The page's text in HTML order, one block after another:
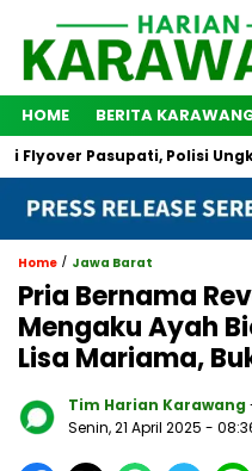
HOME BERITA
Pasupati, Polisi Ungkap
Home / Jawa Barat
Pria Bernama
Mengaku Ayah
Lisa Mariama,
Tim Harian Karawang
Senin, 21 April 2025 -